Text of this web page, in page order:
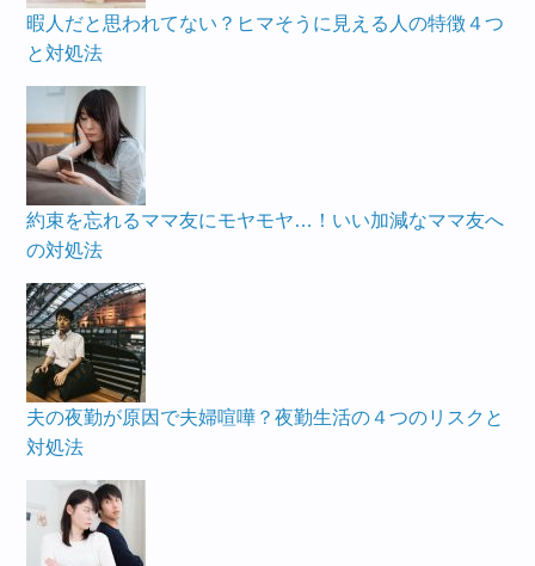
暇人だと思われてない？ヒマそうに見える人の特徴４つ
と対処法
約束を忘れるママ友にモヤモヤ…！いい加減なママ友へ
の対処法
夫の夜勤が原因で夫婦喧嘩？夜勤生活の４つのリスクと
対処法